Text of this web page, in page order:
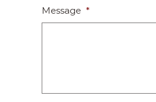
Message *